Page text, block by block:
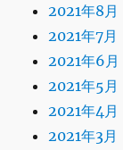
2021年8月
2021年7月
2021年6月
2021年5月
2021年4月
2021年3月